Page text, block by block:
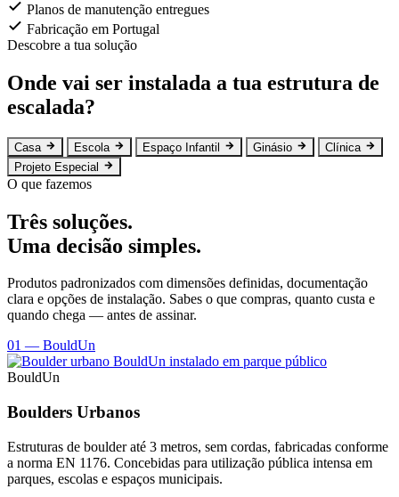
Planos de manutenção entregues
Fabricação em Portugal
Descobre a tua solução
Onde vai ser instalada a tua estrutura de
escalada?
Casa Escola Espaço Infantil Ginásio
Clínica
Projeto Especial
O que fazemos
Três soluções.
Uma decisão simples.
Produtos padronizados com dimensões definidas, documentação
clara e opções de instalação. Sabes o que compras, quanto custa e
quando chega — antes de assinar.
01 — BouldUn
BouldUn
Boulders Urbanos
Estruturas de boulder até 3 metros, sem cordas, fabricadas conforme
a norma EN 1176. Concebidas para utilização pública intensa em
parques, escolas e espaços municipais.